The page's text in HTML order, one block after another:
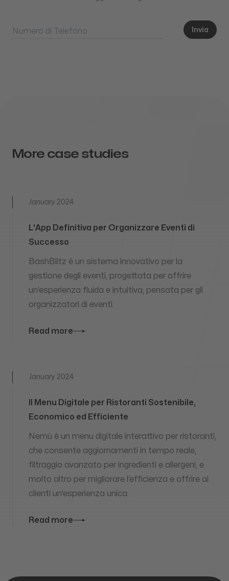
Invia
More case studies
L'App Definitiva per Organizzare Eventi di
Successo
January 2024
BashBlitz è un sistema innovativo per la
gestione degli eventi, progettata per offrire
un’esperienza fluida e intuitiva, pensata per gli
organizzatori di eventi.
Read more
Il Menu Digitale per Ristoranti Sostenibile,
Economico ed Efficiente
January 2024
Nemù è un menu digitale interattivo per ristoranti,
che consente aggiornamenti in tempo reale,
filtraggio avanzato per ingredienti e allergeni, e
molto altro per migliorare l’efficienza e offrire ai
clienti un’esperienza unica.
Read more